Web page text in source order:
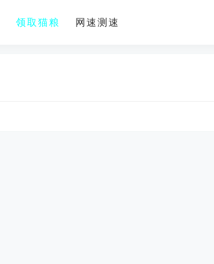
领取猫粮 网速测速